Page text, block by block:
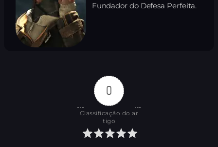
Fundador do Defesa Perfeita.
0
Classificação do ar
tigo